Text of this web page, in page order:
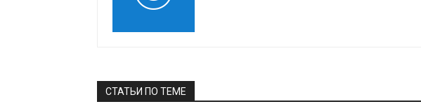
СТАТЬИ ПО ТЕМЕ